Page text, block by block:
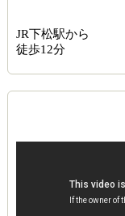
JR下松駅から
徒歩12分